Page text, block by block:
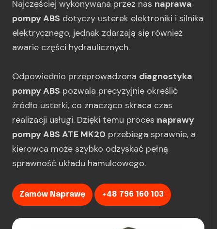
Najczęściej wykonywana przez nas naprawa
pompy ABS dotyczy usterek elektroniki i silnika
elektrycznego, jednak zdarzają się również
awarie części hydraulicznych.
Odpowiednio przeprowadzona diagnostyka
pompy ABS pozwala precyzyjnie określić
źródło usterki, co znacząco skraca czas
realizacji usługi. Dzięki temu proces naprawy
pompy ABS ATE MK20 przebiega sprawnie, a
kierowca może szybko odzyskać pełną
sprawność układu hamulcowego.
Zamów Naprawę +48 796 160 103